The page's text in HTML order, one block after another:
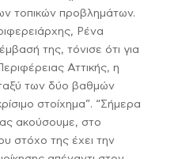
τοπικών προβλημάτων.
Ρένα
της, τόνισε ότι για
Αττικής, η
των δύο βαθμών
στοίχημα”. “Σήμερα
ακούσουμε, στο
στόχο της έχει την